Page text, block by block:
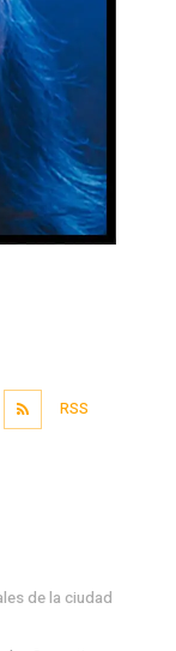
RSS
de la ciudad